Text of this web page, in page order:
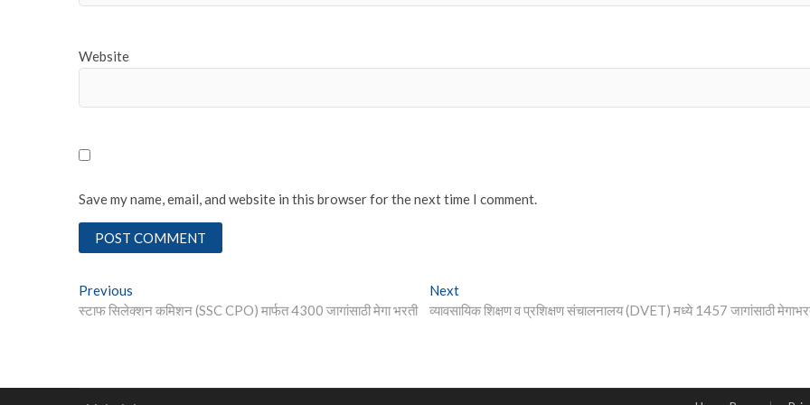
Website
Save my name, email, and website in this browser for the next time I comment.
Post
navigation
Previous
post:
स्टाफ सिलेक्शन कमिशन (SSC CPO) मार्फत 4300 जागांसाठी मेगा भरती
NextNext
post:
व्यावसायिक शिक्षण व प्रशिक्षण संचालनालय (DVET) मध्ये 1457 जागांसाठी